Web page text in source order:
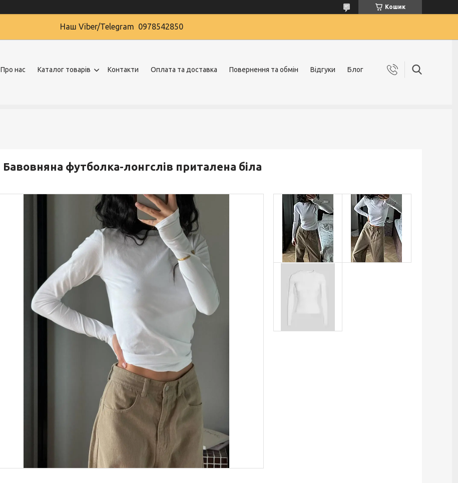
Кошик
Наш Viber/Telegram 0978542850
Про нас Каталог товарів Контакти Оплата та доставка Повернення та обмін Відгуки Блог
Бавовняна футболка-лонгслів приталена біла